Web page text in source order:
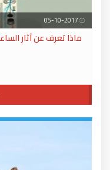
ماذا تعرف عن آثار